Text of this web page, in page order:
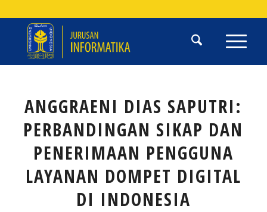
ANGGRAENI DIAS SAPUTRI:
PERBANDINGAN SIKAP DAN
PENERIMAAN PENGGUNA
LAYANAN DOMPET DIGITAL
DI INDONESIA